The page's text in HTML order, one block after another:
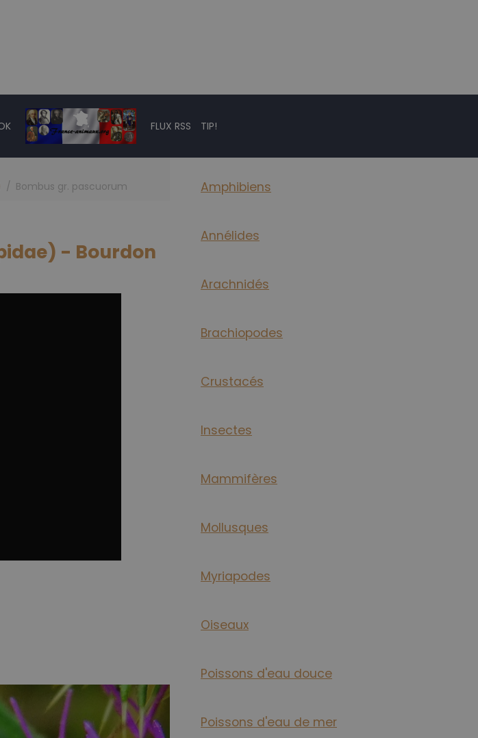
FLUX RSS TIP!
Bombus gr. pascuorum
- Bourdon
Amphibiens
Annélides
Arachnidés
Brachiopodes
Crustacés
Insectes
Mammifères
Mollusques
Myriapodes
Oiseaux
Poissons d'eau douce
Poissons d'eau de mer